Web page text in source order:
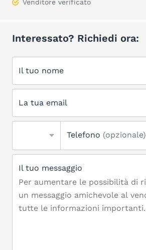
Venditore verificato
Interessato? Richiedi ora:
Il tuo nome
La tua email
Telefono (opzionale)
Il tuo messaggio